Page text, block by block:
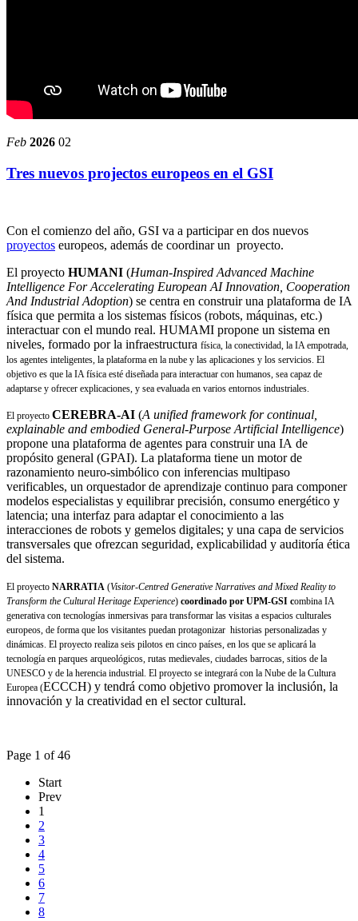
Feb 2026 02
Tres nuevos projectos europeos en el GSI
Con el comienzo del año, GSI va a participar en dos nuevos
proyectos europeos, además de coordinar un proyecto.
El proyecto HUMANI (Human-Inspired Advanced Machine
Intelligence For Accelerating European AI Innovation, Cooperation
And Industrial Adoption) se centra en construir una plataforma de IA
física que permita a los sistemas físicos (robots, máquinas, etc.)
interactuar con el mundo real. HUMAMI propone un sistema en
niveles, formado por la infraestructura física, la conectividad, la IA empotrada,
los agentes inteligentes, la plataforma en la nube y las aplicaciones y los servicios. El
objetivo es que la IA física esté diseñada para interactuar con humanos, sea capaz de
adaptarse y ofrecer explicaciones, y sea evaluada en varios entornos industriales.
El proyecto CEREBRA-AI (A unified framework for continual,
explainable and embodied General-Purpose Artificial Intelligence)
propone una plataforma de agentes para construir una IA de
propósito general (GPAI). La plataforma tiene un motor de
razonamiento neuro-simbólico con inferencias multipaso
verificables, un orquestador de aprendizaje continuo para componer
modelos especialistas y equilibrar precisión, consumo energético y
latencia; una interfaz para adaptar el conocimiento a las
interacciones de robots y gemelos digitales; y una capa de servicios
transversales que ofrezcan seguridad, explicabilidad y auditoría ética
del sistema.
El proyecto NARRATIA (Visitor-Centred Generative Narratives and Mixed Reality to
Transform the Cultural Heritage Experience) coordinado por UPM-GSI combina IA
generativa con tecnologías inmersivas para transformar las visitas a espacios culturales
europeos, de forma que los visitantes puedan protagonizar historias personalizadas y
dinámicas. El proyecto realiza seis pilotos en cinco países, en los que se aplicará la
tecnología en parques arqueológicos, rutas medievales, ciudades barrocas, sitios de la
UNESCO y de la herencia industrial. El proyecto se integrará con la Nube de la Cultura
Europea (ECCCH) y tendrá como objetivo promover la inclusión, la
innovación y la creatividad en el sector cultural.
Page 1 of 46
Start
Prev
1
2
3
4
5
6
7
8